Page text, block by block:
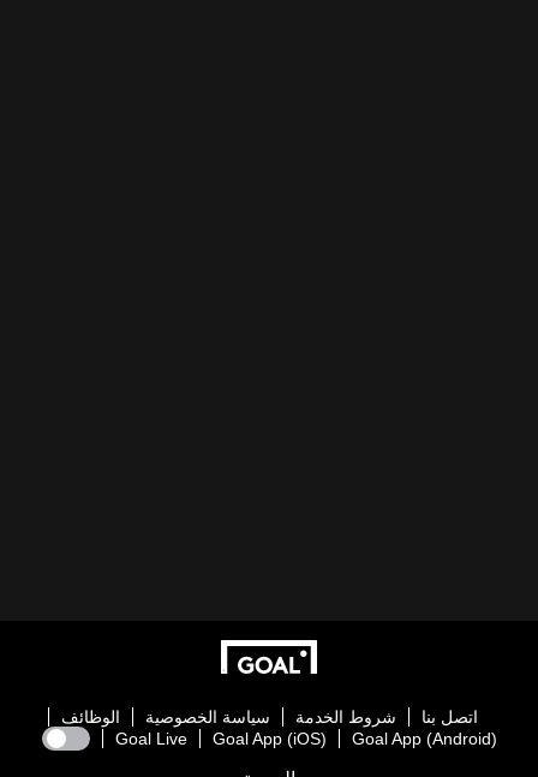
اتصل بنا شروط الخدمة سياسة الخصوصية
الوظائف
Goal App (Android)
Goal App (iOS)
Goal Live